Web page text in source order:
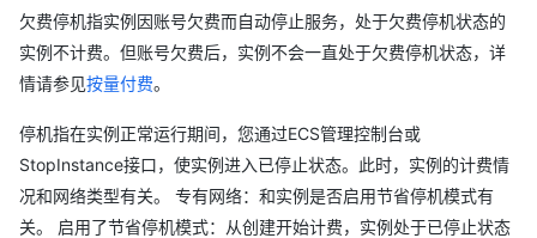
欠费停机指实例因账号欠费而自动停止服务，处于欠费停机状态的
实例不计费。但账号欠费后，实例不会一直处于欠费停机状态，详
情请参见按量付费。
停机指在实例正常运行期间，您通过ECS管理控制台或
StopInstance接口，使实例进入已停止状态。此时，实例的计费情
况和网络类型有关。 专有网络：和实例是否启用节省停机模式有
关。 启用了节省停机模式：从创建开始计费，实例处于已停止状态